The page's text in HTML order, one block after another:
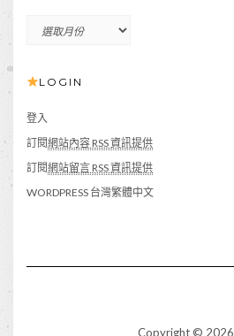
間
擇
LOGIN
登入
訂閱網站內容 RSS 資訊提供
訂閱網站留言 RSS 資訊提供
WORDPRESS 台灣繁體中文
Copyright © 2026